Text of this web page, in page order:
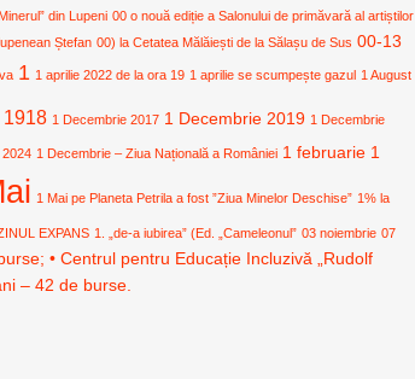
din Lupeni 00 o nouă ediție a Salonului de primăvară al artiștilor
Ștefan 00) la Cetatea Mălăiești de la Sălașu de Sus 00-13
1 1 aprilie 2022 de la ora 19 1 aprilie se scumpește gazul 1 August
1918 1 Decembrie 2017 1 Decembrie 2019 1 Decembrie
2024 1 Decembrie – Ziua Națională a României 1 februarie 1
1 Mai pe Planeta Petrila a fost ”Ziua Minelor Deschise” 1% la
EXPANS 1. „de-a iubirea” (Ed. „Cameleonul” 03 noiembrie 07
• Centrul pentru Educație Incluzivă „Rudolf
– 42 de burse.